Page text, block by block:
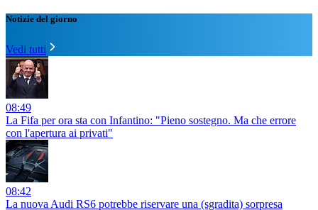
Notizie del giorno
Vedi tutti
08:49
La Fifa per ora sta con Infantino: "Pieno sostegno. Ma che errore
con l'apertura ai privati"
08:42
La nuova Audi RS6 potrebbe riservare una (sgradita) sorpresa